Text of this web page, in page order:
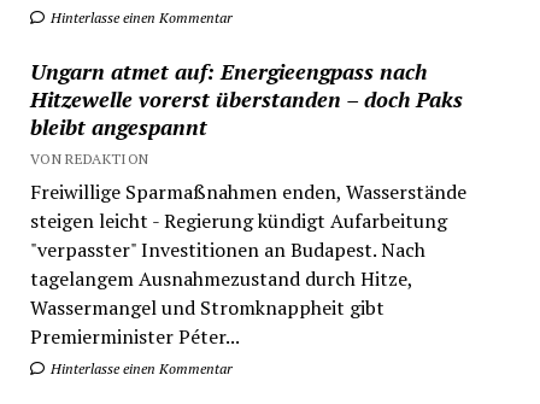
Hinterlasse einen Kommentar
Ungarn atmet auf: Energieengpass nach
Hitzewelle vorerst überstanden – doch Paks
bleibt angespannt
VON REDAKTION
Freiwillige Sparmaßnahmen enden, Wasserstände
steigen leicht - Regierung kündigt Aufarbeitung
"verpasster" Investitionen an Budapest. Nach
tagelangem Ausnahmezustand durch Hitze,
Wassermangel und Stromknappheit gibt
Premierminister Péter...
Hinterlasse einen Kommentar